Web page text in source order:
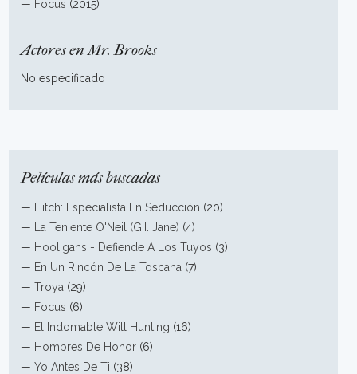
— Focus (2015)
Actores en Mr. Brooks
No especificado
Películas más buscadas
— Hitch: Especialista En Seducción (20)
—
La Teniente O'Neil (G.I. Jane) (4)
— Hooligans - Defiende A Los Tuyos (3)
— En Un Rincón De La Toscana (7)
—Troya (29)
— Focus (6)
— El Indomable Will Hunting (16)
— Hombres De Honor (6)
—Yo Antes De Ti (38)